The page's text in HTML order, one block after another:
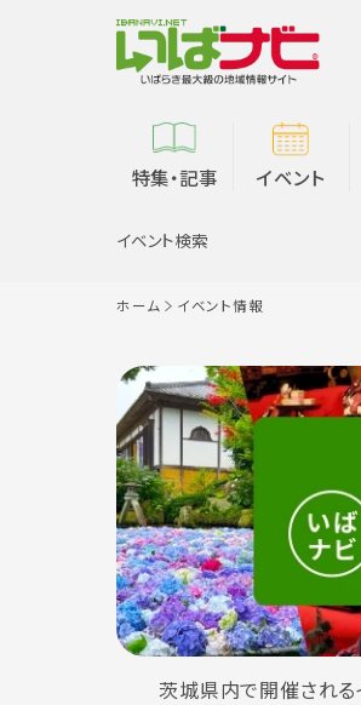
特集・記事 イベント
イベント検索
ホーム イベント情報
茨城県内で開催される